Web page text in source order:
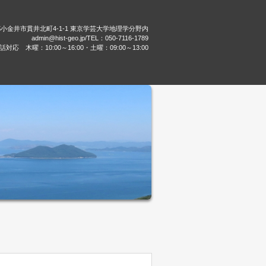
井市貫井北町4-1-1 東京学芸大学地理学分野内
admin@hist-geo.jp/TEL：050-7116-1789
対応 木曜：10:00～16:00・土曜：09:00～13:00